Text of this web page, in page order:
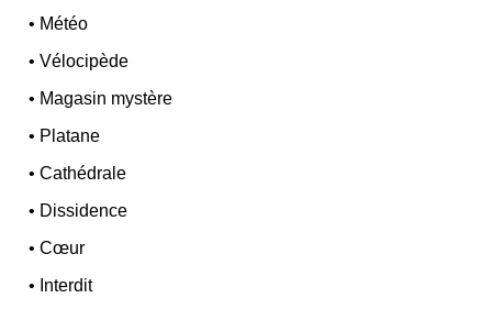
• Météo
•Vélocipède
• Magasin mystère
• Platane
•Cathédrale
• Dissidence
•Cœur
• Interdit